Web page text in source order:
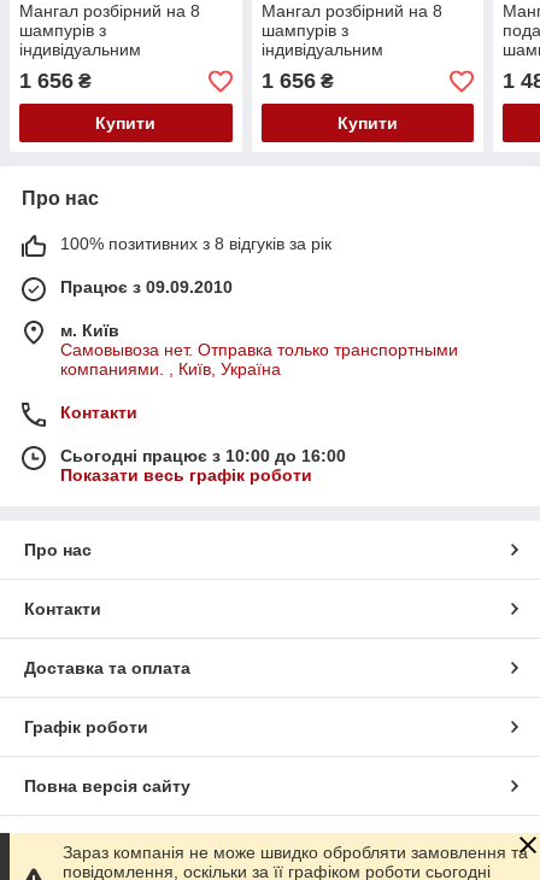
Мангал розбірний на 8
шампурів з
індивідуальним
гравіюванням - Слава
Україні
1 656 ₴
Купити
Мангал розбірний на 8
шампурів з
індивідуальним
гравіюванням - Слава
Україні - Героям Слава
1 656₴
Купити
-
1
Про нас
100% позитивних з 8 відгуків за рік
Працює з 09.09.2010
м. Київ
Самовывоза нет. Отправка только транспортными
компаниями. , Київ, Україна
Контакти
Сьогодні працює з 10:00 до 16:00
Показати весь графік роботи
Про нас
Контакти
Доставка та оплата
Графік роботи
Повна версія сайту
Сайт створено на маркетплейсіProm.ua
Зараз компанія не може швидко обробляти замовлення та
повідомлення, оскільки за її графіком роботи сьогодні